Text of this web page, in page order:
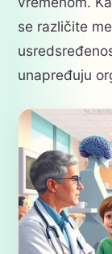
se različite
unapređuju